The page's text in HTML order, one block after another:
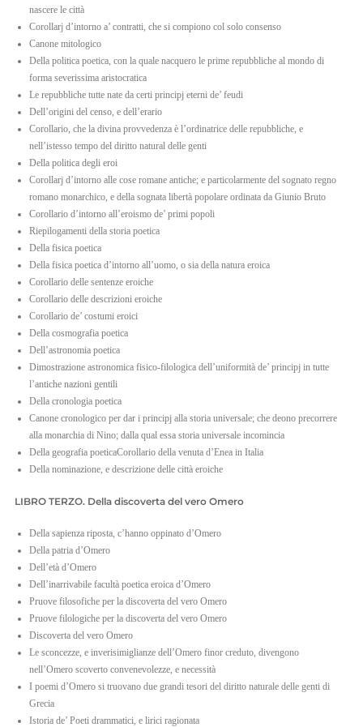
nascere le città
Corollarj d’intorno a’ contratti, che si compiono col solo consenso
Canone mitologico
Della politica poetica, con la quale nacquero le prime repubbliche al mondo di
forma severissima aristocratica
Le repubbliche tutte nate da certi principj eterni de’ feudi
Dell’origini del censo, e dell’erario
Corollario, che la divina provvedenza è l’ordinatrice delle repubbliche, e
nell’istesso tempo del diritto natural delle genti
Della politica degli eroi
Corollarj d’intorno alle cose romane antiche; e particolarmente del sognato regno
romano monarchico, e della sognata libertà popolare ordinata da Giunio Bruto
Corollario d’intorno all’eroismo de’ primi popoli
Riepilogamenti della storia poetica
Della fisica poetica
Della fisica poetica d’intorno all’uomo, o sia della natura eroica
Corollario delle sentenze eroiche
Corollario delle descrizioni eroiche
Corollario de’ costumi eroici
Della cosmografia poetica
Dell’astronomia poetica
Dimostrazione astronomica fisico-filologica dell’uniformità de’ principj in tutte
l’antiche nazioni gentili
Della cronologia poetica
Canone cronologico per dar i principj alla storia universale; che deono precorrere
alla monarchia di Nino; dalla qual essa storia universale incomincia
Della geografia poeticaCorollario della venuta d’Enea in Italia
Della nominazione, e descrizione delle città eroiche
LIBRO TERZO. Della discoverta del vero Omero
Della sapienza riposta, c’hanno oppinato d’Omero
Della patria d’Omero
Dell’età d’Omero
Dell’inarrivabile facultà poetica eroica d’Omero
Pruove filosofiche per la discoverta del vero Omero
Pruove filologiche per la discoverta del vero Omero
Discoverta del vero Omero
Le sconcezze, e inverisimiglianze dell’Omero finor creduto, divengono
nell’Omero scoverto convenevolezze, e necessità
I poemi d’Omero si truovano due grandi tesori del diritto naturale delle genti di
Grecia
Istoria de’ Poeti drammatici, e lirici ragionata